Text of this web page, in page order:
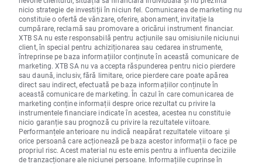
nicio strategie de investiții în niciun fel. Comunicarea de marketing nu
constituie o ofertă de vânzare, oferire, abonament, invitație la
cumpărare, reclamă sau promovare a oricărui instrument financiar.
XTB SA nu este responsabilă pentru acțiunile sau omisiunile niciunui
client, în special pentru achiziționarea sau cedarea instrumente,
întreprinse pe baza informațiilor conținute în această comunicare de
marketing. XTB SA nu va accepta răspunderea pentru nicio pierdere
sau daună, inclusiv, fără limitare, orice pierdere care poate apărea
direct sau indirect, efectuată pe baza informațiilor conținute în
această comunicare de marketing. În cazul în care comunicarea de
marketing conține informații despre orice rezultat cu privire la
instrumentele financiare indicate în acestea, acestea nu constituie
nicio garanție sau prognoză cu privire la rezultatele viitoare.
Performanțele anterioare nu indică neapărat rezultatele viitoare și
orice persoană care acționează pe baza acestor informații o face pe
propriul risc. Acest material nu este emis pentru a influenta deciziile
de tranzacționare ale niciunei persoane. Informațiile cuprinse în